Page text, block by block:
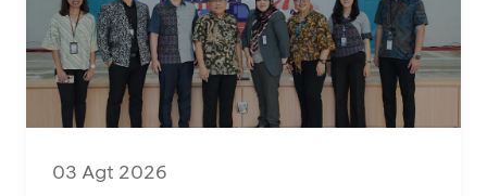
03 Agt 2026